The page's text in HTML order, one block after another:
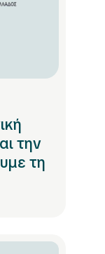
την
τη